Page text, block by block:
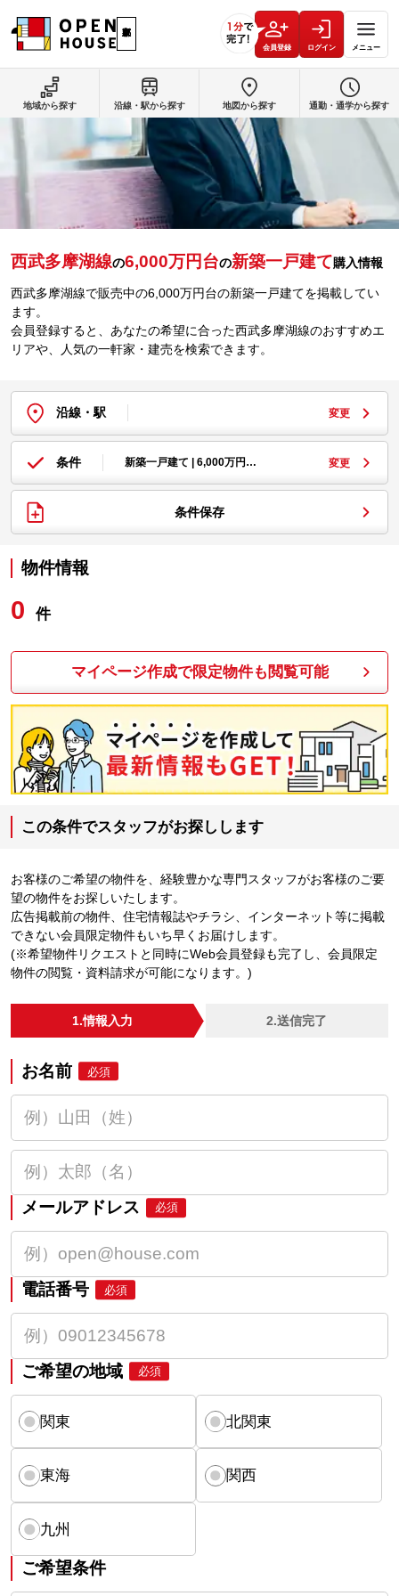
会員登録 ログイン メニュー
西武多摩湖線の6,000万円台の新築一戸建て購入情報
西武多摩湖線で販売中の6,000万円台の新築一戸建てを掲載してい
ます。
会員登録すると、あなたの希望に合った西武多摩湖線のおすすめエ
リアや、人気の一軒家・建売を検索できます。
沿線・駅 変更
条件 新築一戸建て | 6,000万円… 変更
条件保存
物件情報
0 件
マイページ作成で限定物件も閲覧可能
この条件でスタッフがお探しします
お客様のご希望の物件を、経験豊かな専門スタッフがお客様のご要
望の物件をお探しいたします。
広告掲載前の物件、住宅情報誌やチラシ、インターネット等に掲載
できない会員限定物件もいち早くお届けします。
(※希望物件リクエストと同時にWeb会員登録も完了し、会員限定
物件の閲覧・資料請求が可能になります。)
1.情報入力 2.送信完了
お名前 必須
メールアドレス 必須
電話番号 必須
ご希望の地域 必須
関東 北関東
東海 関西
九州
ご希望条件
地域から探す 沿線・駅から探す 地図から探す 通勤・通学から探す